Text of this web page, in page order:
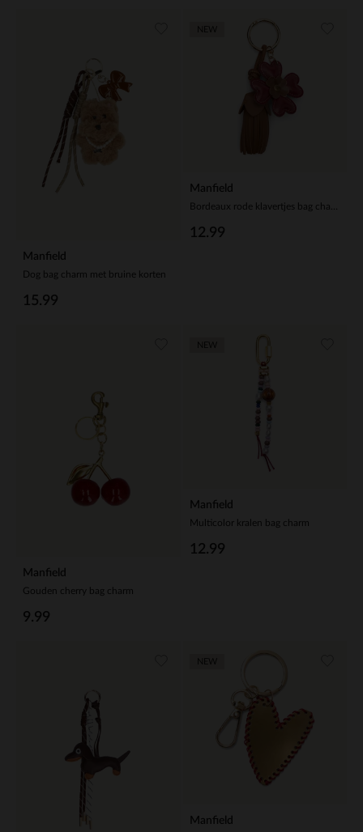
Manfield
Dog bag charm met bruine korten
15.99
Manfield
12.99
Manfield
Gouden cherry bag charm
9.99
Manfield
Multicolor kralen bag charm
12.99
Manfield